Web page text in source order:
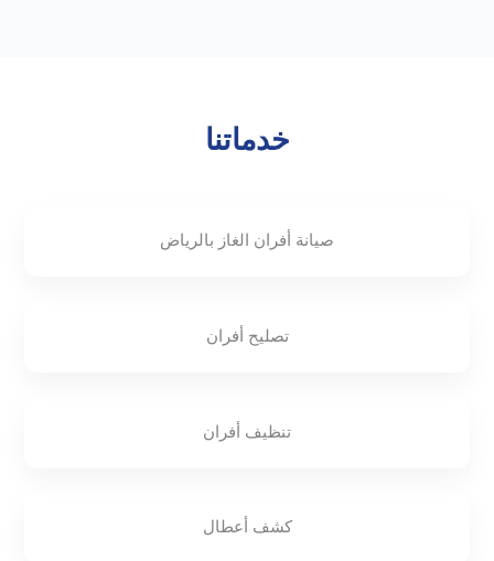
خدماتنا
صيانة أفران الغاز بالرياض
تصليح أفران
تنظيف أفران
كشف أعطال